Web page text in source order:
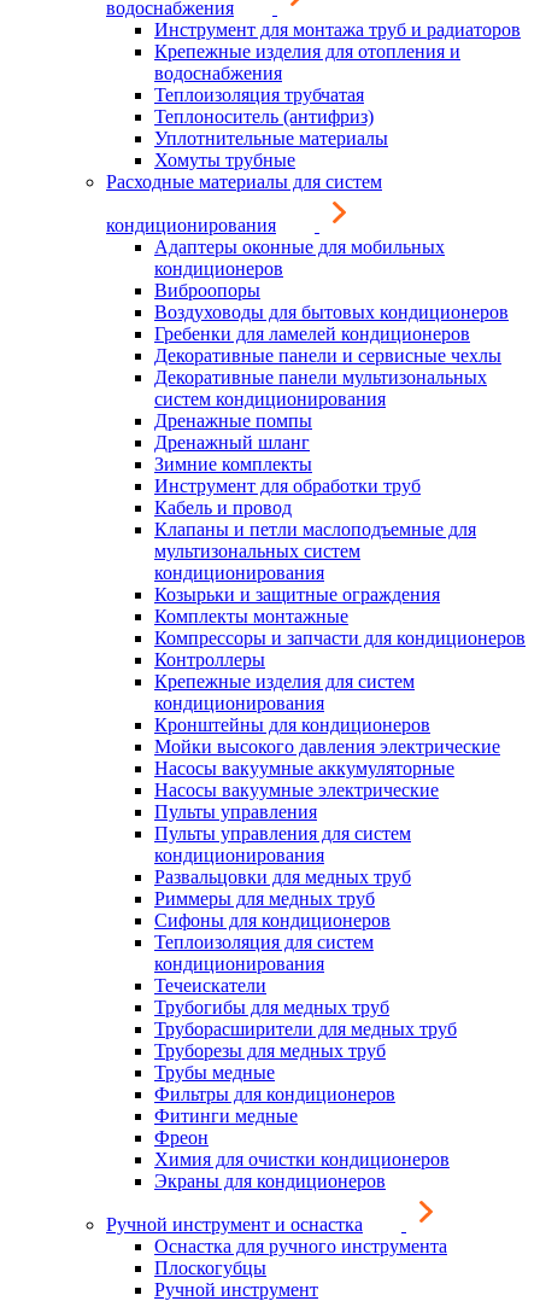
водоснабжения
Инструмент для монтажа труб и радиаторов
Крепежные изделия для отопления и
водоснабжения
Теплоизоляция трубчатая
Теплоноситель (антифриз)
Уплотнительные материалы
Хомуты трубные
Расходные материалы для систем
кондиционирования
Адаптеры оконные для мобильных
кондиционеров
Виброопоры
Воздуховоды для бытовых кондиционеров
Гребенки для ламелей кондиционеров
Декоративные панели и сервисные чехлы
Декоративные панели мультизональных
систем кондиционирования
Дренажные помпы
Дренажный шланг
Зимние комплекты
Инструмент для обработки труб
Кабель и провод
Клапаны и петли маслоподъемные для
мультизональных систем
кондиционирования
Козырьки и защитные ограждения
Комплекты монтажные
Компрессоры и запчасти для кондиционеров
Контроллеры
Крепежные изделия для систем
кондиционирования
Кронштейны для кондиционеров
Мойки высокого давления электрические
Насосы вакуумные аккумуляторные
Насосы вакуумные электрические
Пульты управления
Пульты управления для систем
кондиционирования
Развальцовки для медных труб
Риммеры для медных труб
Сифоны для кондиционеров
Теплоизоляция для систем
кондиционирования
Течеискатели
Трубогибы для медных труб
Труборасширители для медных труб
Труборезы для медных труб
Трубы медные
Фильтры для кондиционеров
Фитинги медные
Фреон
Химия для очистки кондиционеров
Экраны для кондиционеров
Ручной инструмент и оснастка
Оснастка для ручного инструмента
Плоскогубцы
Ручной инструмент